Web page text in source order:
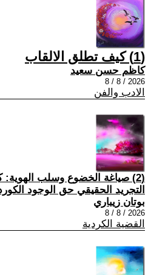
(1) كيف تطلق الالقاب
كاظم حسن سعيد
2026 / 8 / 8
الادب والفن
(2) صياغة الخضوع وسلب
التجريد الحقيقي حق الوجود
بوتان زيباري
2026 / 8 / 8
القضية الكردية